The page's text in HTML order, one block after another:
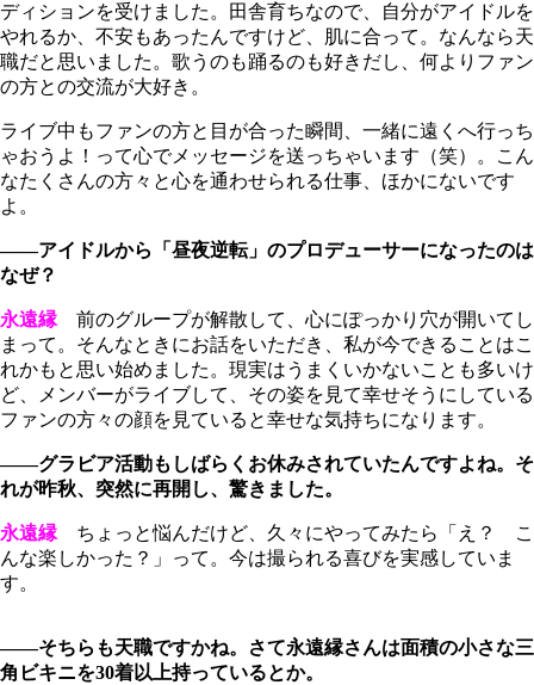
ディションを受けました。田舎育ちなので、自分がアイドルを
やれるか、不安もあったんですけど、肌に合って。なんなら天
職だと思いました。歌うのも踊るのも好きだし、何よりファン
の方との交流が大好き。
ライブ中もファンの方と目が合った瞬間、一緒に遠くへ行っち
ゃおうよ！って心でメッセージを送っちゃいます（笑）。こん
なたくさんの方々と心を通わせられる仕事、ほかにないです
よ。
――アイドルから「昼夜逆転」のプロデューサーになったのは
なぜ？
永遠縁 前のグループが解散して、心にぽっかり穴が開いてし
まって。そんなときにお話をいただき、私が今できることはこ
れかもと思い始めました。現実はうまくいかないことも多いけ
ど、メンバーがライブして、その姿を見て幸せそうにしている
ファンの方々の顔を見ていると幸せな気持ちになります。
――グラビア活動もしばらくお休みされていたんですよね。そ
れが昨秋、突然に再開し、驚きました。
永遠縁 ちょっと悩んだけど、久々にやってみたら「え？ こ
んな楽しかった？」って。今は撮られる喜びを実感していま
す。
――そちらも天職ですかね。さて永遠縁さんは面積の小さな三
角ビキニを30着以上持っているとか。